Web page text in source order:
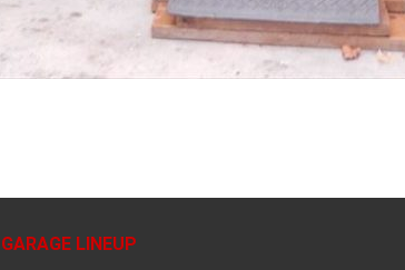
GARAGE LINEUP